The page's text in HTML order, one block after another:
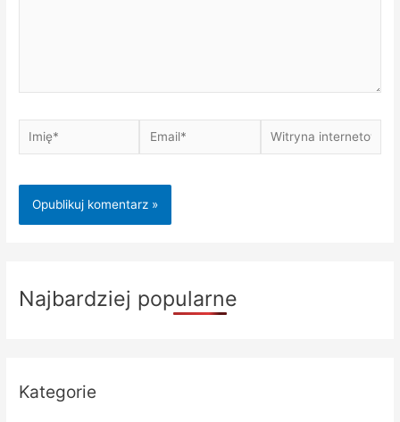
Imię* Email*
Witryna
internetowa
Najbardziej popularne
Kategorie